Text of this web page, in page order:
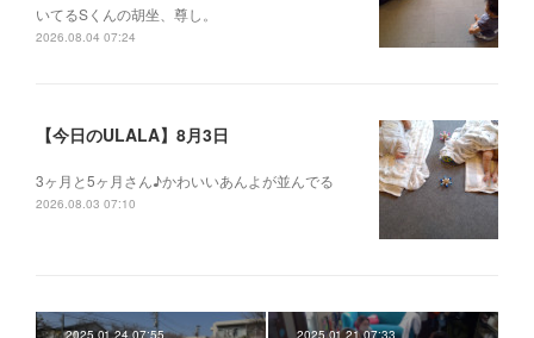
いてるSくんの胡坐、尊し。
2026.08.04 07:24
【今日のULALA】8月3日
3ヶ月と5ヶ月さん♪かわいいあんよが並んでる
2026.08.03 07:10
2025.01.24 07:55 2025.01.21 07:33